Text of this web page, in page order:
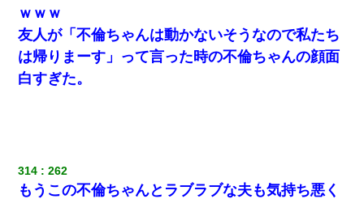
ｗｗｗ
友人が「不倫ちゃんは動かないそうなので私たち
は帰りまーす」って言った時の不倫ちゃんの顔面
白すぎた。
314 262
もうこの不倫ちゃんとラブラブな夫も気持ち悪く